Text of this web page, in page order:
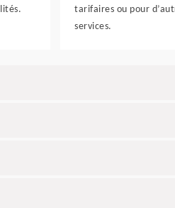
tarifaires ou pour
services.